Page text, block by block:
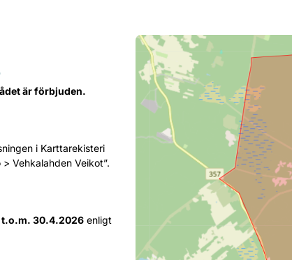
är förbjuden.
i Karttarekisteri
Vehkalahden Veikot”.
t.o.m. 30.4.2026 enligt